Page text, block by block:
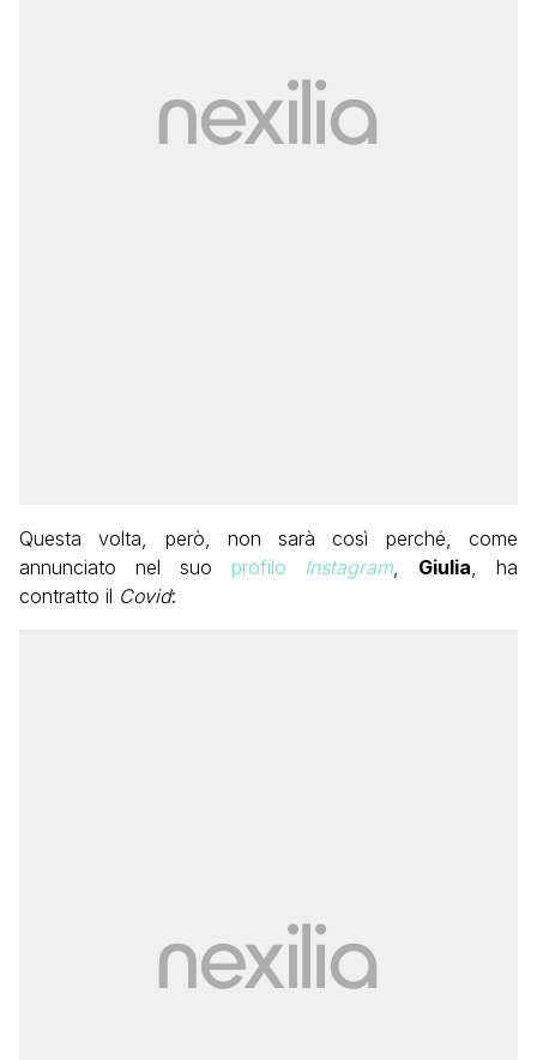
Questa volta, però, non sarà così perché, come
annunciato nel suo profilo Instagram, Giulia, ha
contratto il Covid: